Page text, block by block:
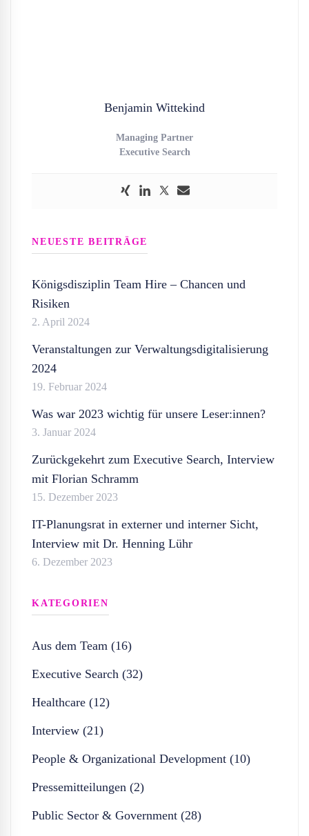
Benjamin Wittekind
Managing Partner
Executive Search
NEUESTE BEITRÄGE
Königsdisziplin Team Hire – Chancen und
Risiken
2. April 2024
Veranstaltungen zur Verwaltungsdigitalisierung
2024
19. Februar 2024
Was war 2023 wichtig für unsere Leser:innen?
3. Januar 2024
Zurückgekehrt zum Executive Search, Interview
mit Florian Schramm
15. Dezember 2023
IT-Planungsrat in externer und interner Sicht,
Interview mit Dr. Henning Lühr
6. Dezember 2023
KATEGORIEN
Aus dem Team (16)
Executive Search (32)
Healthcare (12)
Interview (21)
People & Organizational Development (10)
Pressemitteilungen (2)
Public Sector & Government (28)